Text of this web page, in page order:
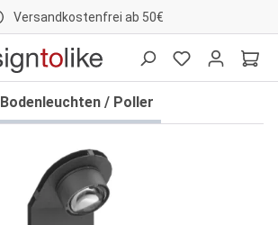
Versandkostenfrei ab 50€
Bodenleuchten / Poller